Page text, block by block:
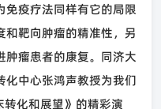
免疫疗法同样有它的局限
靶向肿瘤的精准性，另
肿瘤患者的康复。同济大
化中心张鸿声教授为我们
化和展望》的精彩演